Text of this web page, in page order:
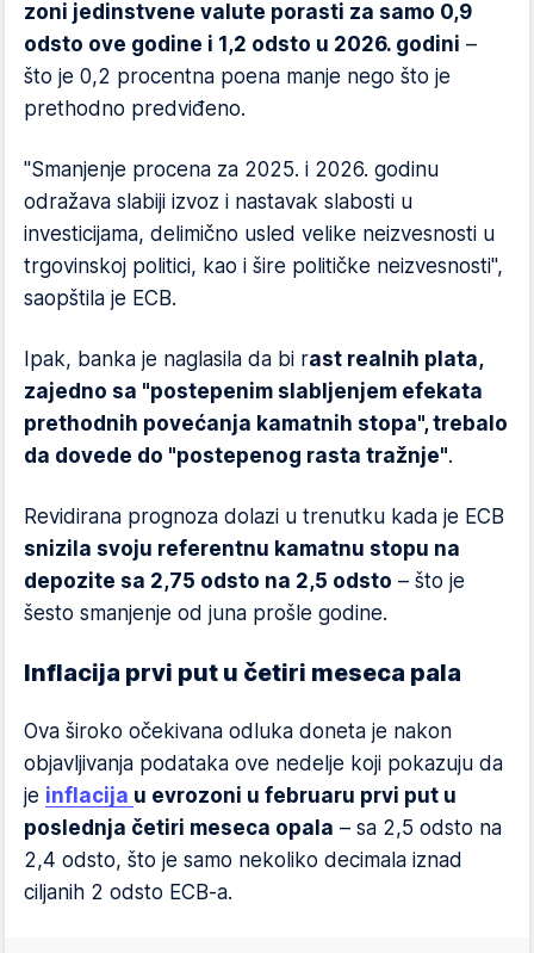
zoni jedinstvene valute porasti za samo 0,9
odsto ove godine i 1,2 odsto u 2026. godini –
što je 0,2 procentna poena manje nego što je
prethodno predviđeno.
"Smanjenje procena za 2025. i 2026. godinu
odražava slabiji izvoz i nastavak slabosti u
investicijama, delimično usled velike neizvesnosti u
trgovinskoj politici, kao i šire političke neizvesnosti",
saopštila je ECB.
Ipak, banka je naglasila da bi rast realnih plata,
zajedno sa "postepenim slabljenjem efekata
prethodnih povećanja kamatnih stopa", trebalo
da dovede do "postepenog rasta tražnje".
Revidirana prognoza dolazi u trenutku kada je ECB
snizila svoju referentnu kamatnu stopu na
depozite sa 2,75 odsto na 2,5 odsto – što je
šesto smanjenje od juna prošle godine.
Inflacija prvi put u četiri meseca pala
Ova široko očekivana odluka doneta je nakon
objavljivanja podataka ove nedelje koji pokazuju da
je inflacija u evrozoni u februaru prvi put u
poslednja četiri meseca opala – sa 2,5 odsto na
2,4 odsto, što je samo nekoliko decimala iznad
ciljanih 2 odsto ECB-a.